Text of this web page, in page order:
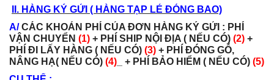
II. HÀNG KÝ GỬI ( HÀNG TẠP LẺ ĐÓNG BAO)
A/CÁC KHOẢN PHÍ CỦA ĐƠN HÀNG KÝ GỬI : PHÍ
VẬN CHUYỂN (1) + PHÍ SHIP NỘI ĐỊA ( NẾU CÓ) (2) +
PHÍ ĐI LẤY HÀNG ( NẾU CÓ) (3) + PHÍ ĐÓNG GỖ,
NÂNG HẠ( NẾU CÓ) (4) _ + PHÍ BẢO HIỂM ( NẾU CÓ) (5)